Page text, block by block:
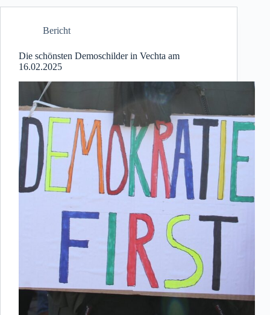
Bericht
Die schönsten Demoschilder in Vechta am
16.02.2025